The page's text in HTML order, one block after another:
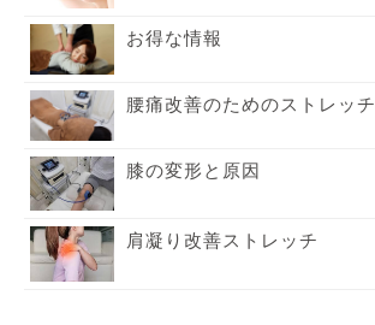
お得な情報
腰痛改善のためのストレッチ
膝の変形と原因
肩凝り改善ストレッチ